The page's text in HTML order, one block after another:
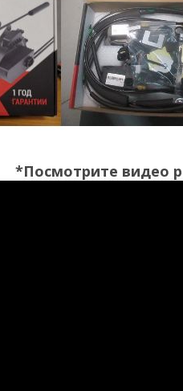
*Посмотрите видео